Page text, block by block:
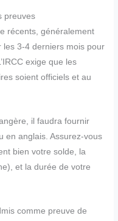
preuves
récents, généralement
les 3-4 derniers mois pour
exige que les
soient officiels et au
il faudra fournir
en anglais. Assurez-vous
bien votre solde, la
et la durée de votre
comme preuve de